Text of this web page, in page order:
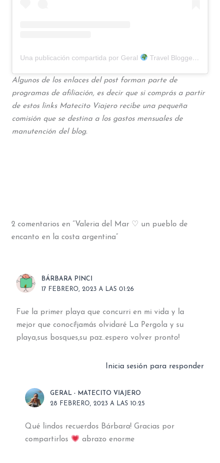
Una publicación compartida por Geral Travel Blogger (@matecito.viajero)
Algunos de los enlaces del post forman parte de
programas de afiliación, es decir que si comprás a partir
de estos links Matecito Viajero recibe una pequeña
comisión que se destina a los gastos mensuales de
manutención del blog.
2 comentarios en “Valeria del Mar ♡ un pueblo de
encanto en la costa argentina”
BÁRBARA PINCI
17 FEBRERO, 2023 A LAS 01:26
Fue la primer playa que concurri en mi vida y la
mejor que conocí!jamás olvidaré La Pergola y su
playa,sus bosques,su paz..espero volver pronto!
Inicia sesión para responder
GERAL - MATECITO VIAJERO
28 FEBRERO, 2023 A LAS 10:25
Qué lindos recuerdos Bárbara! Gracias por
compartirlos
abrazo enorme